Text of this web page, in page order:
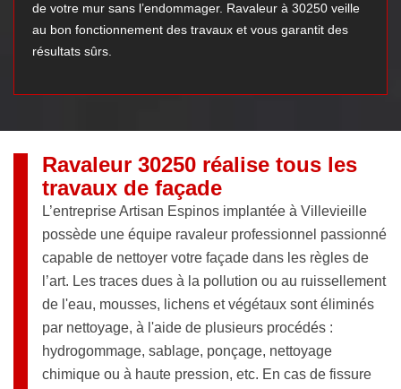
de votre mur sans l’endommager. Ravaleur à 30250 veille
au bon fonctionnement des travaux et vous garantit des
résultats sûrs.
Ravaleur 30250 réalise tous les
travaux de façade
L’entreprise Artisan Espinos implantée à Villevieille
possède une équipe ravaleur professionnel passionné
capable de nettoyer votre façade dans les règles de
l’art. Les traces dues à la pollution ou au ruissellement
de l'eau, mousses, lichens et végétaux sont éliminés
par nettoyage, à l'aide de plusieurs procédés :
hydrogommage, sablage, ponçage, nettoyage
chimique ou à haute pression, etc. En cas de fissure